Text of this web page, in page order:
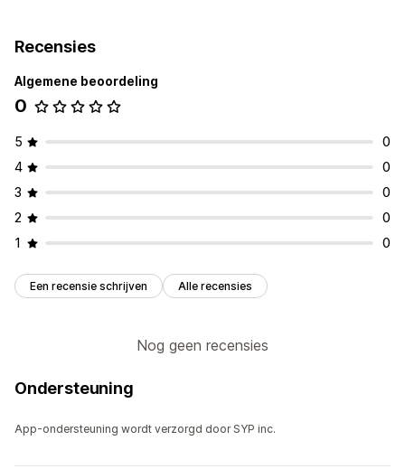
Kortingen Coupons Gratis producten
Recensies
Algemene beoordeling
0
5
0
4
0
3
0
2
0
1
0
Een recensie schrijven Alle recensies
Nog geen recensies
Ondersteuning
App-ondersteuning wordt verzorgd door SYP inc.